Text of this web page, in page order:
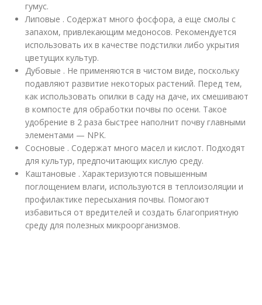
гумус.
Липовые . Содержат много фосфора, а еще смолы с
запахом, привлекающим медоносов. Рекомендуется
использовать их в качестве подстилки либо укрытия
цветущих культур.
Дубовые . Не применяются в чистом виде, поскольку
подавляют развитие некоторых растений. Перед тем,
как использовать опилки в саду на даче, их смешивают
в компосте для обработки почвы по осени. Такое
удобрение в 2 раза быстрее наполнит почву главными
элементами — NPK.
Сосновые . Содержат много масел и кислот. Подходят
для культур, предпочитающих кислую среду.
Каштановые . Характеризуются повышенным
поглощением влаги, используются в теплоизоляции и
профилактике пересыхания почвы. Помогают
избавиться от вредителей и создать благоприятную
среду для полезных микроорганизмов.